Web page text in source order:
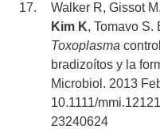
Walker R, Gissot
Kim K, Tomavo S.
Toxoplasma
bradizoítos y la
Microbiol. 2013
10.1111/
23240624